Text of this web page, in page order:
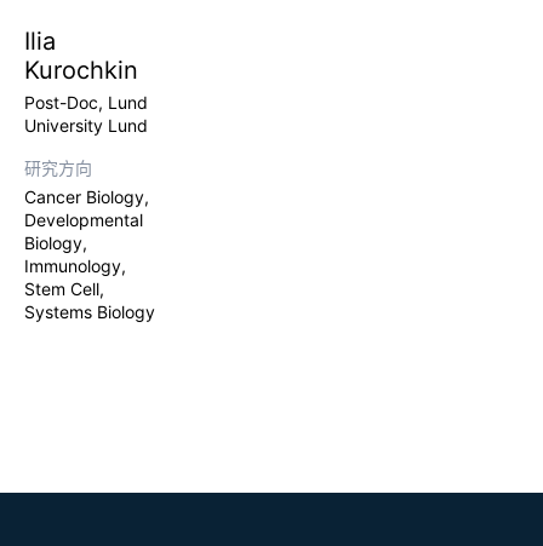
Ilia
Kurochkin
Post-Doc, Lund
University Lund
研究方向
Cancer Biology,
Developmental
Biology,
Immunology,
Stem Cell,
Systems Biology